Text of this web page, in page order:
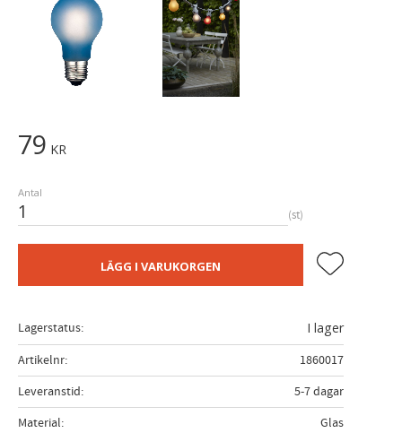
79 KR
Antal
st
LÄGG I VARUKORGEN Lägg till i
Lagerstatus
I lager
Artikelnr
1860017
Leveranstid
5-7 dagar
Material
Glas